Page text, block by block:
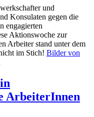
und
Konsulaten gegen die
engagierten
Aktionswoche zur
Arbeiter stand unter dem
im Stich! Bilder von
ArbeiterInnen